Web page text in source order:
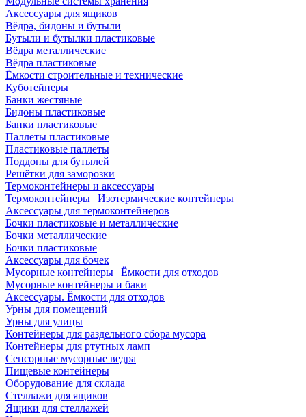
Аксессуары для ящиков
Вёдра, бидоны и бутыли
Бутыли и бутылки пластиковые
Вёдра металлические
Вёдра пластиковые
Ёмкости строительные и технические
Куботейнеры
Банки жестяные
Бидоны пластиковые
Банки пластиковые
Паллеты пластиковые
Пластиковые паллеты
Поддоны для бутылей
Решётки для заморозки
Термоконтейнеры и аксессуары
Термоконтейнеры | Изотермические контейнеры
Аксессуары для термоконтейнеров
Бочки пластиковые и металлические
Бочки металлические
Бочки пластиковые
Аксессуары для бочек
Мусорные контейнеры | Ёмкости для отходов
Мусорные контейнеры и баки
Аксессуары. Ёмкости для отходов
Урны для помещений
Урны для улицы
Контейнеры для раздельного сбора мусора
Контейнеры для ртутных ламп
Сенсорные мусорные ведра
Пищевые контейнеры
Оборудование для склада
Стеллажи для ящиков
Ящики для стеллажей